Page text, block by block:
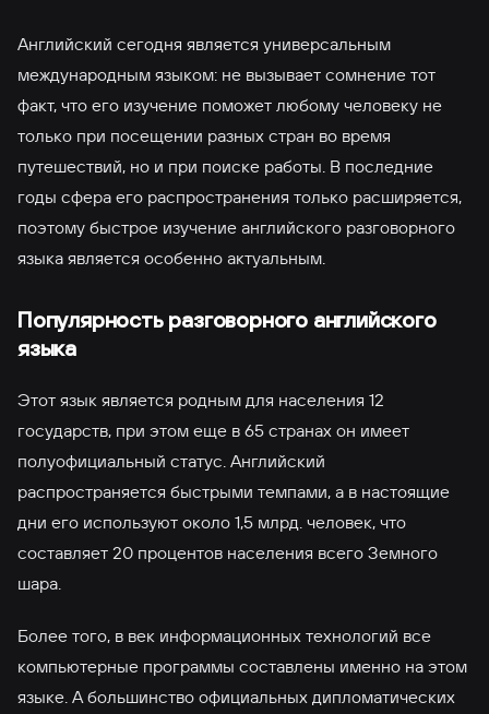
Английский сегодня является универсальным
международным языком: не вызывает сомнение тот
факт, что его изучение поможет любому человеку не
только при посещении разных стран во время
путешествий, но и при поиске работы. В последние
годы сфера его распространения только расширяется,
поэтому быстрое изучение английского разговорного
языка является особенно актуальным.
Популярность разговорного английского
языка
Этот язык является родным для населения 12
государств, при этом еще в 65 странах он имеет
полуофициальный статус. Английский
распространяется быстрыми темпами, а в настоящие
дни его используют около 1,5 млрд. человек, что
составляет 20 процентов населения всего Земного
шара.
Более того, в век информационных технологий все
компьютерные программы составлены именно на этом
языке. А большинство официальных дипломатических